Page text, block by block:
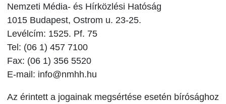
Nemzeti Média- és Hírközlési Hatóság
1015 Budapest, Ostrom u. 23-25.
Levélcím: 1525. Pf. 75
Tel: (06 1) 457 7100
Fax: (06 1) 356 5520
E-mail: info@nmhh.hu
Az érintett a jogainak megsértése esetén bírósághoz